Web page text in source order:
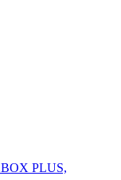
PLUS,